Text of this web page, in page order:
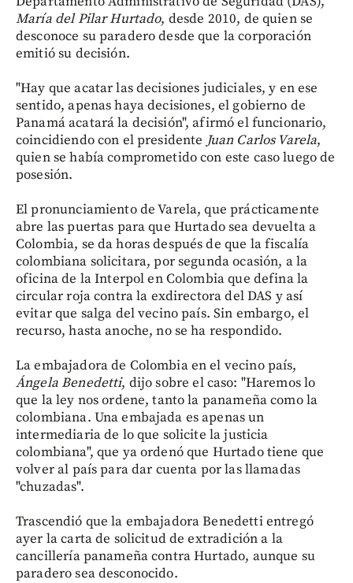
María del Pilar Hurtado, desde 2010, de quien se
desconoce su paradero desde que la corporación
emitió su decisión.
"Hay que acatar las decisiones judiciales, y en ese
sentido, apenas haya decisiones, el gobierno de
Panamá acatará la decisión", afirmó el funcionario,
coincidiendo con el presidente Juan Carlos Varela,
quien se había comprometido con este caso luego de
posesión.
El pronunciamiento de Varela, que prácticamente
abre las puertas para que Hurtado sea devuelta a
Colombia, se da horas después de que la fiscalía
colombiana solicitara, por segunda ocasión, a la
oficina de la Interpol en Colombia que defina la
circular roja contra la exdirectora del DAS y así
evitar que salga del vecino país. Sin embargo, el
recurso, hasta anoche, no se ha respondido.
La embajadora de Colombia en el vecino país,
Ángela Benedetti, dijo sobre el caso: "Haremos lo
que la ley nos ordene, tanto la panameña como la
colombiana. Una embajada es apenas un
intermediaria de lo que solicite la justicia
colombiana", que ya ordenó que Hurtado tiene que
volver al país para dar cuenta por las llamadas
"chuzadas".
Trascendió que la embajadora Benedetti entregó
ayer la carta de solicitud de extradición a la
cancillería panameña contra Hurtado, aunque su
paradero sea desconocido.